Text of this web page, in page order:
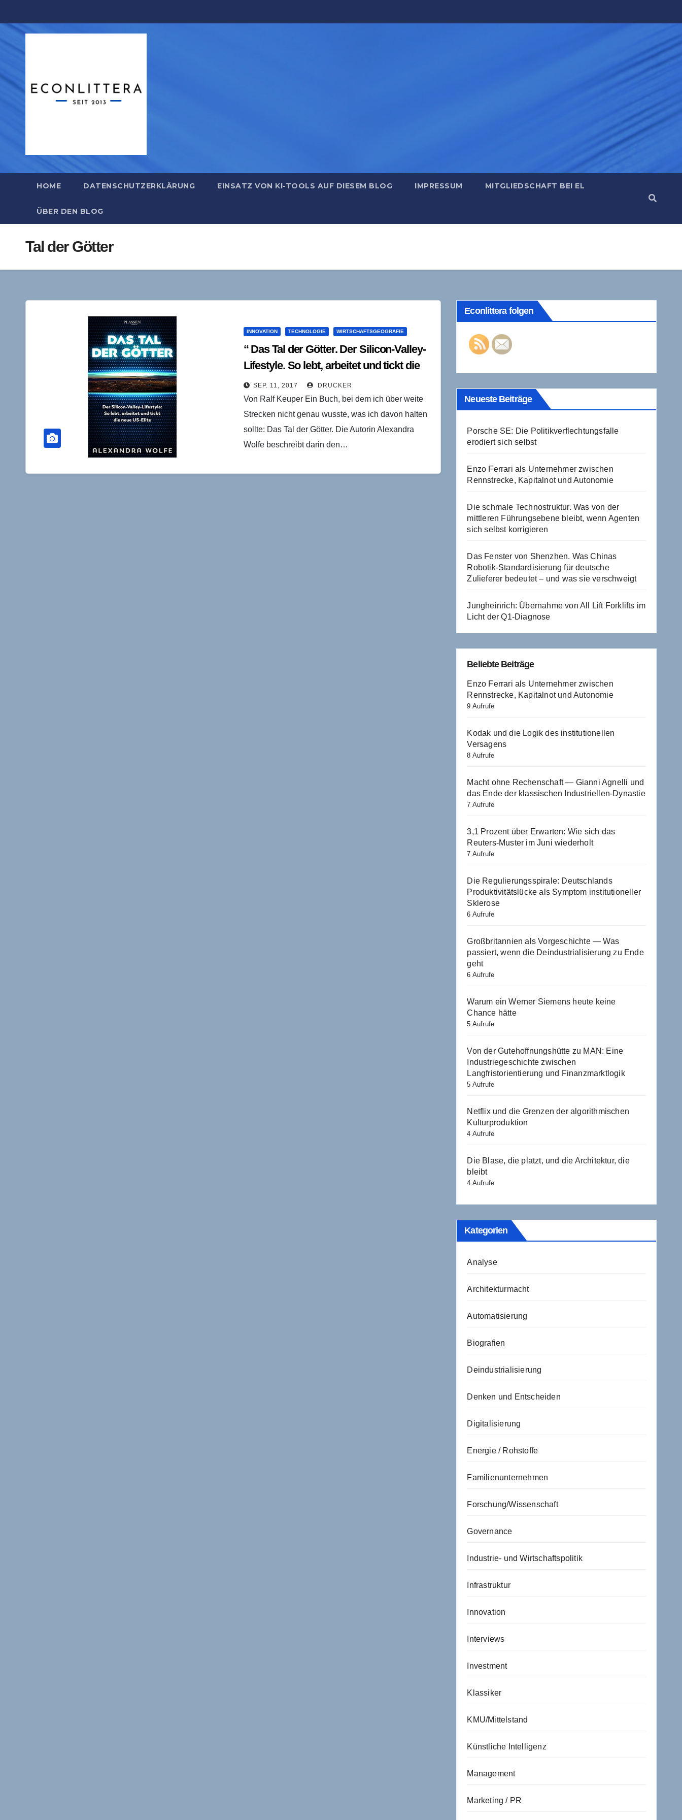
Inhalt
springen
HOME DATENSCHUTZERKLÄRUNG EINSATZ VON KI-TOOLS AUF DIESEM BLOG IMPRESSUM MITGLIEDSCHAFT BEI EL
ÜBER DEN BLOG
Tal der Götter
INNOVATION TECHNOLOGIE WIRTSCHAFTSGEOGRAFIE
“ Das Tal der Götter. Der Silicon-Valley-
Lifestyle. So lebt, arbeitet und tickt die
neue US-Elite“ von Alexandra Wolfe
SEP. 11, 2017 DRUCKER
Von Ralf Keuper Ein Buch, bei dem ich über weite
Strecken nicht genau wusste, was ich davon halten
sollte: Das Tal der Götter. Die Autorin Alexandra
Wolfe beschreibt darin den…
Econlittera folgen
Neueste Beiträge
Porsche SE: Die Politikverflechtungsfalle
erodiert sich selbst
Enzo Ferrari als Unternehmer zwischen
Rennstrecke, Kapitalnot und Autonomie
Die schmale Technostruktur. Was von der
mittleren Führungsebene bleibt, wenn Agenten
sich selbst korrigieren
Das Fenster von Shenzhen. Was Chinas
Robotik-Standardisierung für deutsche
Zulieferer bedeutet – und was sie verschweigt
Jungheinrich: Übernahme von All Lift Forklifts im
Licht der Q1-Diagnose
Beliebte Beiträge
Enzo Ferrari als Unternehmer zwischen
Rennstrecke, Kapitalnot und Autonomie
9 Aufrufe
Kodak und die Logik des institutionellen
Versagens
8 Aufrufe
Macht ohne Rechenschaft — Gianni Agnelli und
das Ende der klassischen Industriellen-Dynastie
7 Aufrufe
3,1 Prozent über Erwarten: Wie sich das
Reuters-Muster im Juni wiederholt
7 Aufrufe
Die Regulierungsspirale: Deutschlands
Produktivitätslücke als Symptom institutioneller
Sklerose
6 Aufrufe
Großbritannien als Vorgeschichte — Was
passiert, wenn die Deindustrialisierung zu Ende
geht
6 Aufrufe
Warum ein Werner Siemens heute keine
Chance hätte
5 Aufrufe
Von der Gutehoffnungshütte zu MAN: Eine
Industriegeschichte zwischen
Langfristorientierung und Finanzmarktlogik
5 Aufrufe
Netflix und die Grenzen der algorithmischen
Kulturproduktion
4 Aufrufe
Die Blase, die platzt, und die Architektur, die
bleibt
4 Aufrufe
Kategorien
Analyse
Architekturmacht
Automatisierung
Biografien
Deindustrialisierung
Denken und Entscheiden
Digitalisierung
Energie / Rohstoffe
Familienunternehmen
Forschung/Wissenschaft
Governance
Industrie- und Wirtschaftspolitik
Infrastruktur
Innovation
Interviews
Investment
Klassiker
KMU/Mittelstand
Künstliche Intelligenz
Management
Marketing / PR